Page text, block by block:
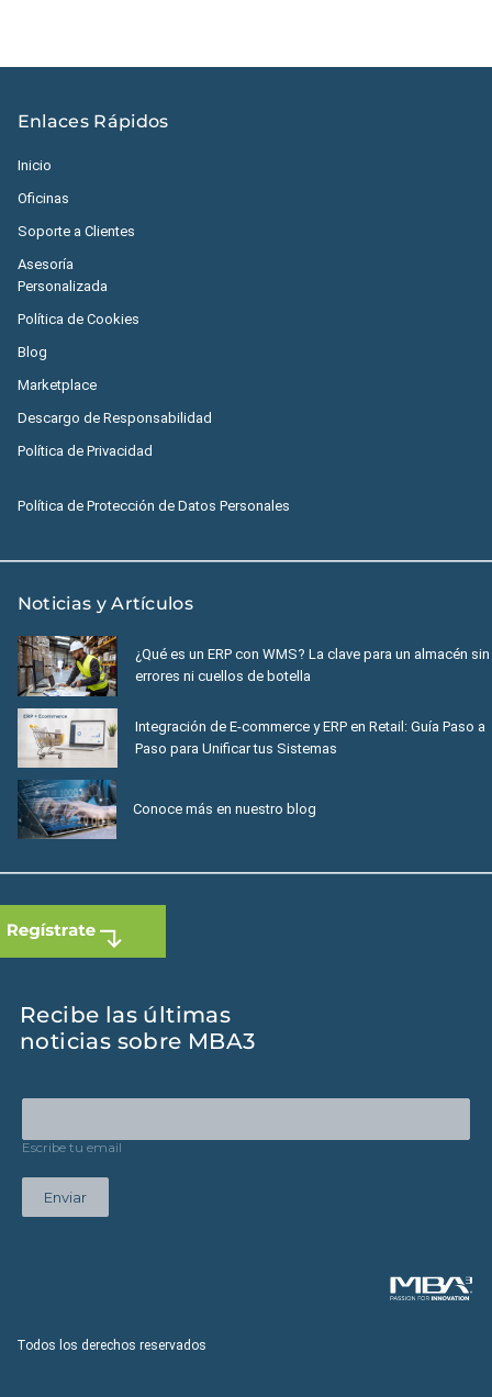
Enlaces Rápidos
Inicio
Oficinas
Soporte a Clientes
Asesoría
Personalizada
Política de Cookies
Blog
Marketplace
Descargo de Responsabilidad
Política de Privacidad
Política de Protección de Datos Personales
Noticias y Artículos
¿Qué es un ERP con WMS? La clave para un almacén sin
errores ni cuellos de botella
Integración de E-commerce y ERP en Retail: Guía Paso a
Paso para Unificar tus Sistemas
Conoce más en nuestro blog
Recibe las últimas
noticias sobre MBA3
Escribe tu email
Enviar
Todos los derechos reservados